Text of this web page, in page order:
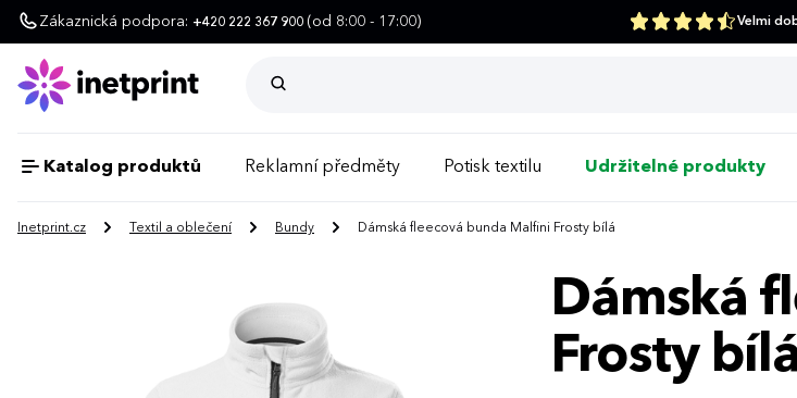
Zákaznická podpora: +420 222 367 900 (od 8:00 - 17:00) Velmi
Katalog produktů Reklamní předměty Potisk textilu Udržitelné produkty
Inetprint.cz Textil a oblečení Bundy Dámská fleecová bunda Malfini Frosty bílá
Dámská
Frosty